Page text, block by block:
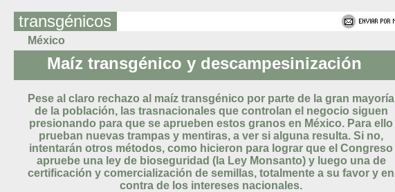
transgénicos
México
Maíz transgénico y descampesinización
Pese al claro rechazo al maíz transgénico por parte de la gran mayoría
de la población, las trasnacionales que controlan el negocio siguen
presionando para que se aprueben estos granos en México. Para ello
prueban nuevas trampas y mentiras, a ver si alguna resulta. Si no,
intentarán otros métodos, como hicieron para lograr que el Congreso
apruebe una ley de bioseguridad (la Ley Monsanto) y luego una de
certificación y comercialización de semillas, totalmente a su favor y en
contra de los intereses nacionales.